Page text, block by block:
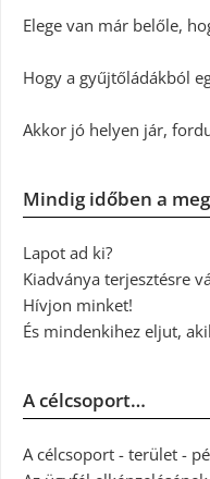
Elege van már belőle,
Hogy a gyűjtőládákból
Akkor jó helyen jár,
Mindig időben a
Lapot ad ki?
Kiadványa terjesztésre
Hívjon minket!
És mindenkihez eljut,
A célcsoport…
A célcsoport - terület -